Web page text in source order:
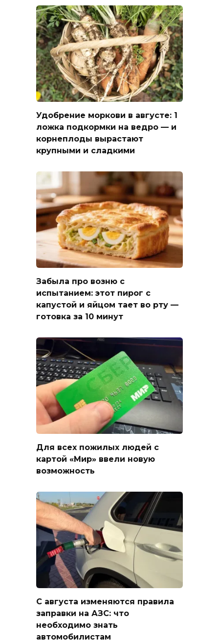
Удобрение моркови в августе: 1
ложка подкормки на ведро — и
корнеплоды вырастают
крупными и сладкими
Забыла про возню с
испытанием: этот пирог с
капустой и яйцом тает во рту —
готовка за 10 минут
Для всех пожилых людей с
картой «Мир» ввели новую
возможность
С августа изменяются правила
заправки на АЗС: что
необходимо знать
автомобилистам